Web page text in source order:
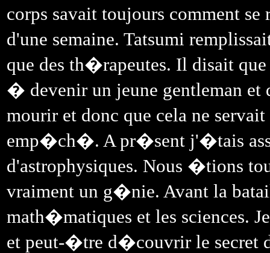
corps savait toujours comment
d'une semaine. Tatsumi
que des th�rapeutes. Il disait
� devenir un jeune gentleman
mourir et donc que cela ne
emp�ch�. A pr�sent j'�tais
d'astrophysiques. Nous �tions
vraiment un g�nie. Avant la
math�matiques et les
et peut-�tre d�couvrir le secret